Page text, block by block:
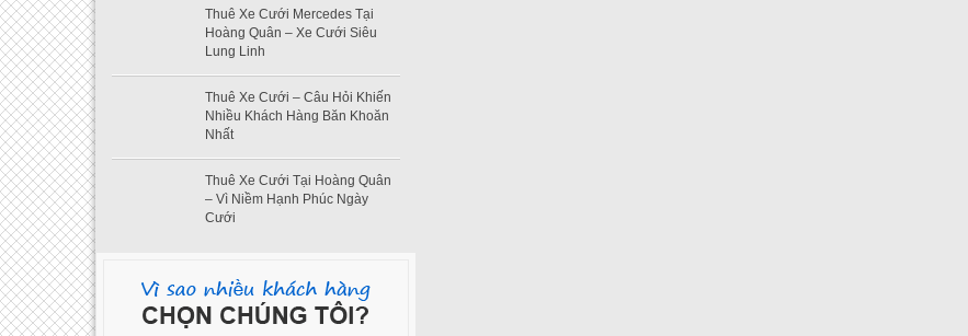
Thuê Xe Cưới Mercedes Tại
Hoàng Quân – Xe Cưới Siêu
Lung Linh
Thuê Xe Cưới – Câu Hỏi Khiến
Nhiều Khách Hàng Băn Khoăn
Nhất
Thuê Xe Cưới Tại Hoàng Quân
– Vì Niềm Hạnh Phúc Ngày
Cưới